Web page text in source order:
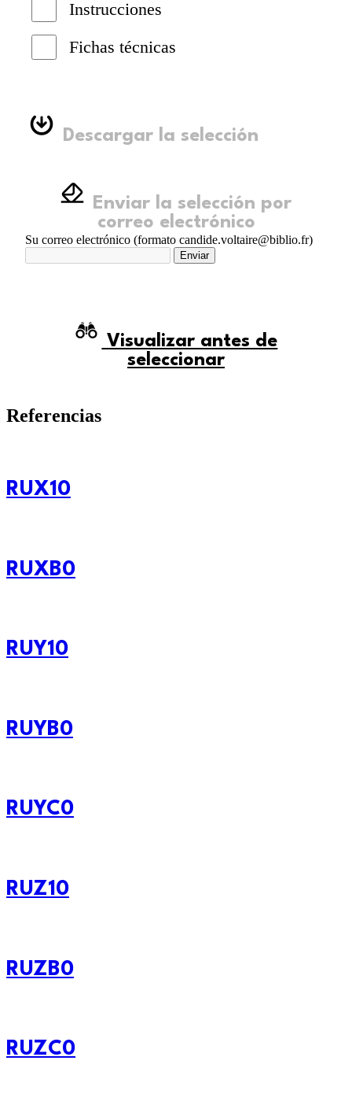
Instrucciones
Fichas técnicas
Descargar la selección
correo electrónico
Su correo electrónico (formato candide.voltaire@biblio.fr)
Enviar
Visualizar antes de
seleccionar
Referencias
RUX10
RUXB0
RUY10
RUYB0
RUYC0
RUZ10
RUZB0
RUZC0